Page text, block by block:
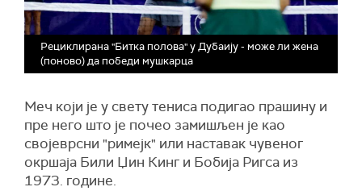
Рециклирана "Битка полова" у Дубаију - може ли жена
(поново) да победи мушкарца
Меч који је у свету тениса подигао прашину и
пре него што је почео замишљен је као
својеврсни "римејк" или наставак чувеног
окршаја Били Џин Кинг и Бобија Ригса из
1973. године.